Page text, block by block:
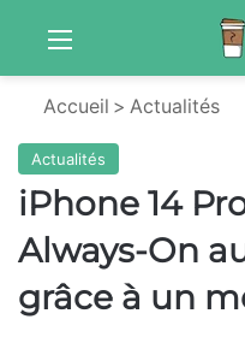
Menu
Accueil > Actualités
Actualités
iPhone 14
Always-On
grâce à un